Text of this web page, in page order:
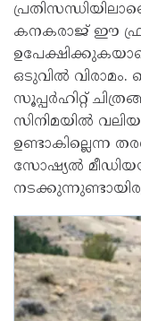
കനകരാജ് ഈ
ഒടുവിൽ
സൂപ്പർഹിറ്റ്
സിനിമയിൽ
ഉണ്ടാകില്ലെന്ന
സോഷ്യൽ